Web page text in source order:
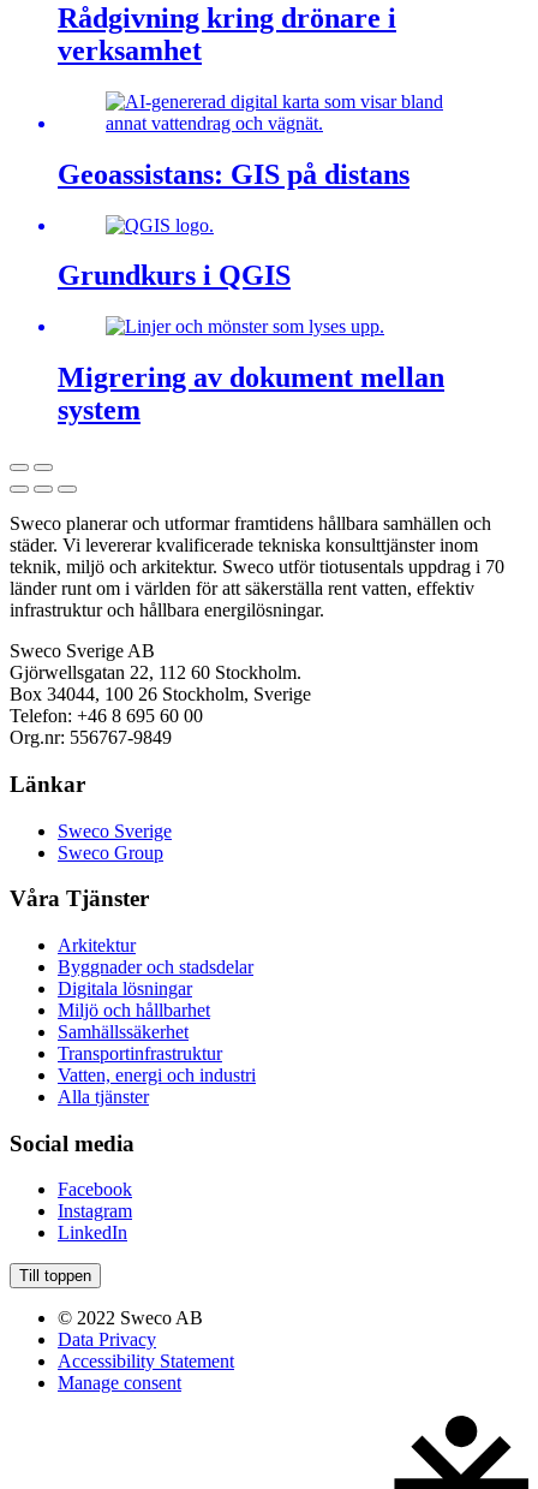
Rådgivning kring drönare i
verksamhet
Geoassistans: GIS på distans
Grundkurs i QGIS
Migrering av dokument mellan
system
Sweco planerar och utformar framtidens hållbara samhällen och
städer. Vi levererar kvalificerade tekniska konsulttjänster inom
teknik, miljö och arkitektur. Sweco utför tiotusentals uppdrag i 70
länder runt om i världen för att säkerställa rent vatten, effektiv
infrastruktur och hållbara energilösningar.
Sweco Sverige AB
Gjörwellsgatan 22, 112 60 Stockholm.
Box 34044, 100 26 Stockholm, Sverige
Telefon: +46 8 695 60 00
Org.nr: 556767-9849
Länkar
Sweco Sverige
Sweco Group
Våra Tjänster
Arkitektur
Byggnader och stadsdelar
Digitala lösningar
Miljö och hållbarhet
Samhällssäkerhet
Transportinfrastruktur
Vatten, energi och industri
Alla tjänster
Social media
Facebook
Instagram
LinkedIn
Till toppen
© 2022 Sweco AB
Data Privacy
Accessibility Statement
Manage consent